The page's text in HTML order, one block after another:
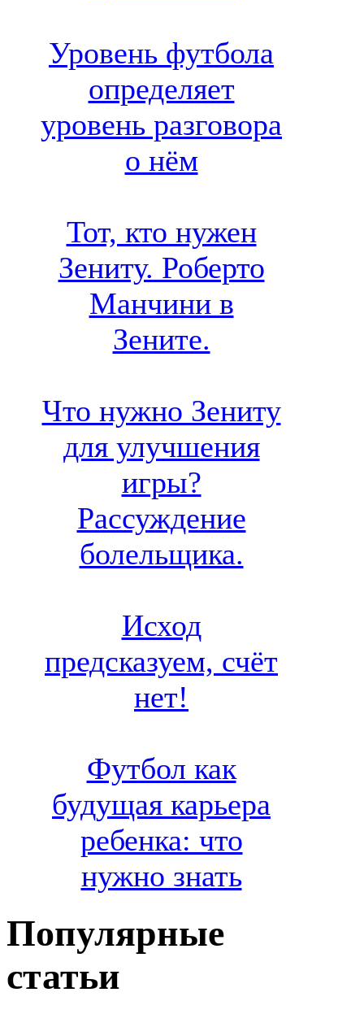
Уровень футбола
определяет
уровень разговора
о нём
Тот, кто нужен
Зениту. Роберто
Манчини в
Зените.
Что нужно Зениту
для улучшения
игры?
Рассуждение
болельщика.
Исход
предсказуем, счёт
нет!
Футбол как
будущая карьера
ребенка: что
нужно знать
Популярные
статьи